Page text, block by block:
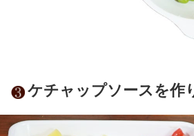
ケチャップソースを作